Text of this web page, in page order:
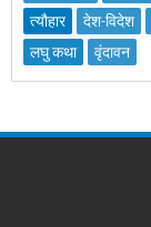
त्यौहार
देश-विदेश
लघु कथा
वृंदावन